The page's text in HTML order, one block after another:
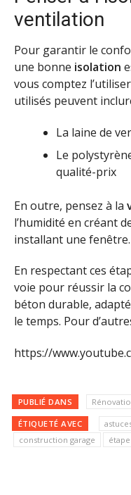
ventilation
Pour garantir le
une bonne isolation
vous comptez
utilisés peuvent
La laine de
Le
qualité-prix
En outre, pensez à la
l’humidité en créant
installant une fenêtre.
En respectant ces
voie pour réussir la
béton durable,
le temps. Pour
https://
PUBLIÉ DANS
ÉTIQUETÉ AVEC
construction garage